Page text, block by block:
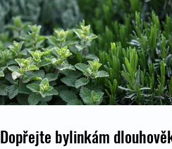
Dopřejte bylinkám